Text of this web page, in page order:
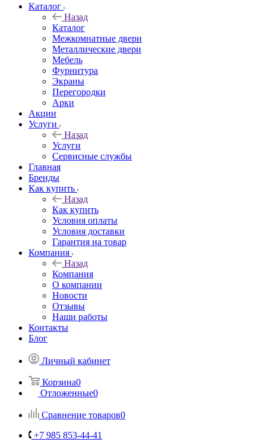
Каталог
Назад
Каталог
Межкомнатные двери
Металлические двери
Мебель
Фурнитура
Экраны
Перегородки
Арки
Акции
Услуги
Назад
Услуги
Сервисные службы
Главная
Бренды
Как купить
Назад
Как купить
Условия оплаты
Условия доставки
Гарантия на товар
Компания
Назад
Компания
О компании
Новости
Отзывы
Наши работы
Контакты
Блог
Личный кабинет
Корзина0
Отложенные0
Сравнение товаров0
+7 985 853-44-41